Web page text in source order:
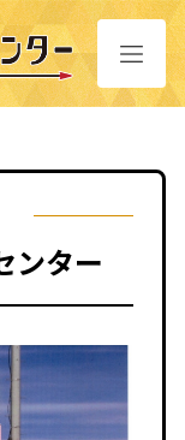
ンター